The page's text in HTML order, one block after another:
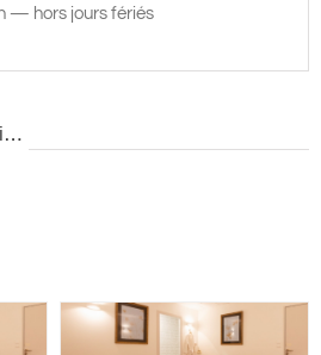
— hors jours fériés